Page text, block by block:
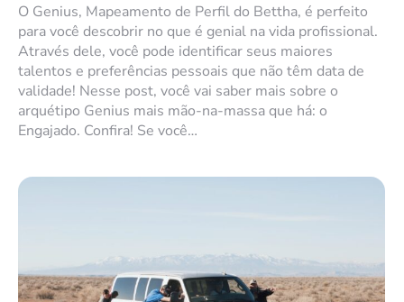
O Genius, Mapeamento de Perfil do Bettha, é perfeito
para você descobrir no que é genial na vida profissional.
Através dele, você pode identificar seus maiores
talentos e preferências pessoais que não têm data de
validade! Nesse post, você vai saber mais sobre o
arquétipo Genius mais mão-na-massa que há: o
Engajado. Confira! Se você…